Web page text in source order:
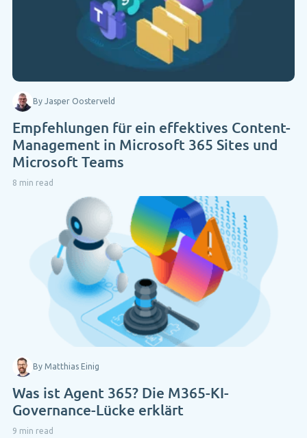
By Jasper Oosterveld
Empfehlungen für ein effektives Content-
Management in Microsoft 365 Sites und
Microsoft Teams
8 min read
By Matthias Einig
Was ist Agent 365? Die M365-KI-
Governance-Lücke erklärt
9 min read